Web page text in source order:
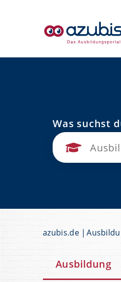
Was suchst
azubis.de
Ausbildung